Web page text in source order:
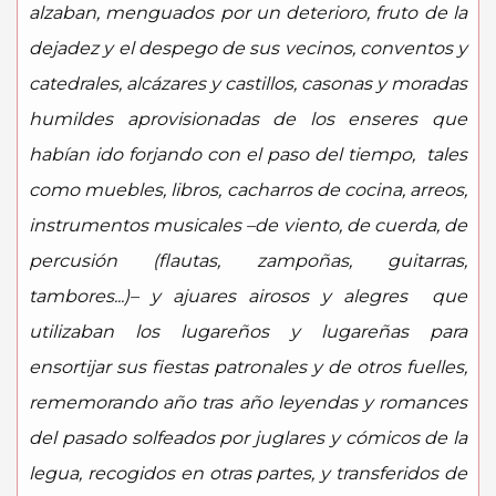
alzaban, menguados por un deterioro, fruto de la
dejadez y el despego de sus vecinos, conventos y
catedrales, alcázares y castillos, casonas y moradas
humildes aprovisionadas de los enseres que
habían ido forjando con el paso del tiempo, tales
como muebles, libros, cacharros de cocina, arreos,
instrumentos musicales –de viento, de cuerda, de
percusión (flautas, zampoñas, guitarras,
tambores...)– y ajuares airosos y alegres que
utilizaban los lugareños y lugareñas para
ensortijar sus fiestas patronales y de otros fuelles,
rememorando año tras año leyendas y romances
del pasado solfeados por juglares y cómicos de la
legua, recogidos en otras partes, y transferidos de